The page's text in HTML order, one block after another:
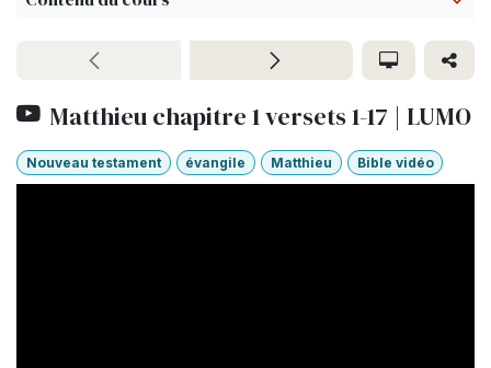
Matthieu chapitre 1 versets 1-17 | LUMO
Nouveau testament évangile Matthieu Bible vidéo